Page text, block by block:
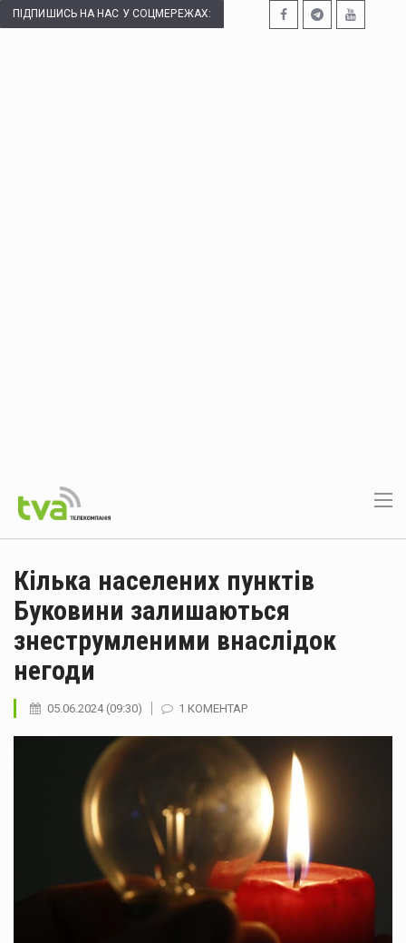
ПІДПИШИСЬ НА НАС У СОЦМЕРЕЖАХ:
Кілька населених пунктів
Буковини залишаються
знеструмленими внаслідок
негоди
05.06.2024 (09:30) 1 КОМЕНТАР